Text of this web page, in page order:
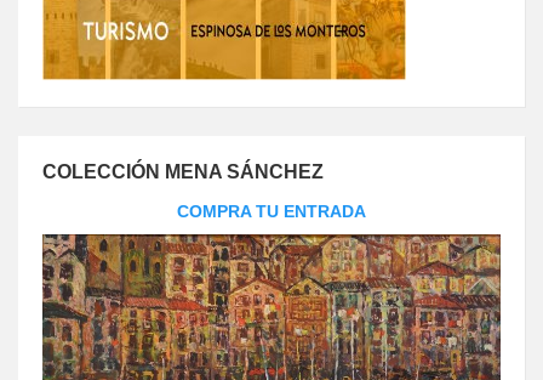
COLECCIÓN MENA SÁNCHEZ
COMPRA TU ENTRADA